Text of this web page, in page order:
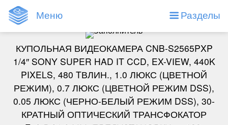
Меню Разделы
КУПОЛЬНАЯ ВИДЕОКАМЕРА CNB-S2565PXP
1/4″ SONY SUPER HAD IT CCD, EX-VIEW, 440K
PIXELS, 480 TВЛИН., 1.0 ЛЮКС (ЦВЕТНОЙ
РЕЖИМ), 0.7 ЛЮКС (ЦВЕТНОЙ РЕЖИМ DSS),
0.05 ЛЮКС (ЧЕРНО-БЕЛЫЙ РЕЖИМ DSS), 30-
КРАТНЫЙ ОПТИЧЕСКИЙ ТРАНСФОКАТОР